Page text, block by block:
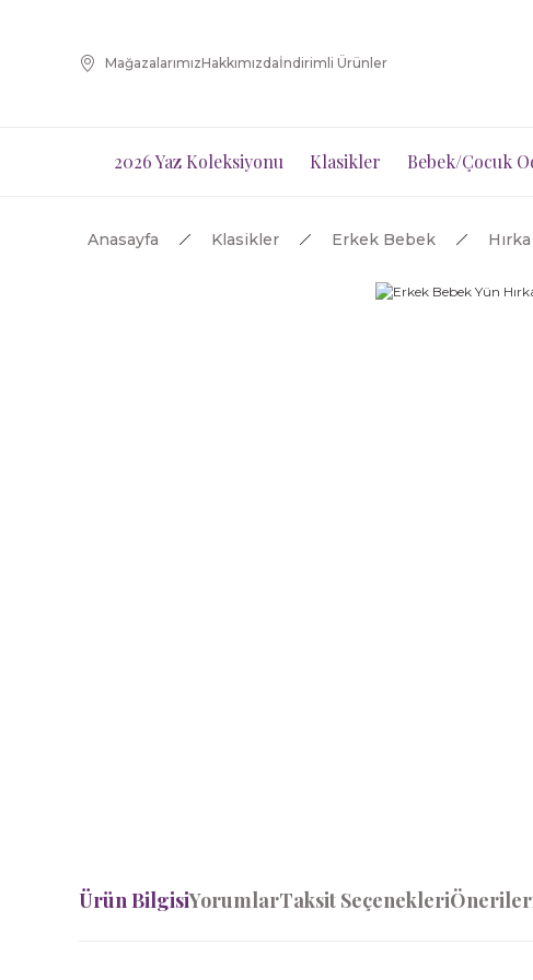
MağazalarımızHakkımızdaİndirimli Ürünler
2026 Yaz Koleksiyonu Klasikler Bebek/Çocuk
Anasayfa Klasikler Erkek Bebek Hırka
Ürün BilgisiYorumlarTaksit Seçenekleri